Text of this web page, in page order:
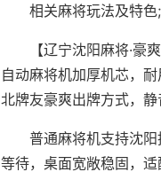
相关麻将玩法及特色;
【辽宁沈阳麻将·
自动麻将机加厚机芯，
北牌友豪爽出牌方式，
普通麻将机支持沈
等待，桌面宽敞稳固，